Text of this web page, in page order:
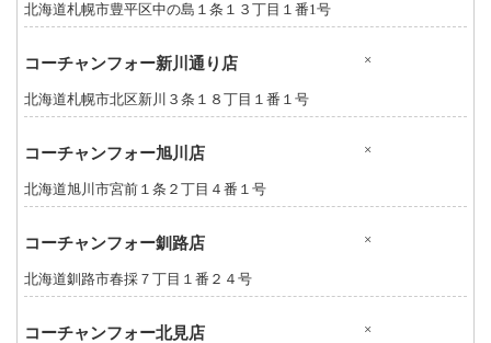
北海道札幌市豊平区中の島１条１３丁目１番1号
コーチャンフォー新川通り店 ×
北海道札幌市北区新川３条１８丁目１番１号
コーチャンフォー旭川店 ×
北海道旭川市宮前１条２丁目４番１号
コーチャンフォー釧路店 ×
北海道釧路市春採７丁目１番２４号
コーチャンフォー北見店 ×